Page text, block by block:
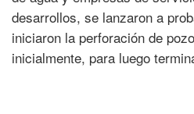
desarrollos, se lanzaron a
iniciaron la perforación de
inicialmente, para luego